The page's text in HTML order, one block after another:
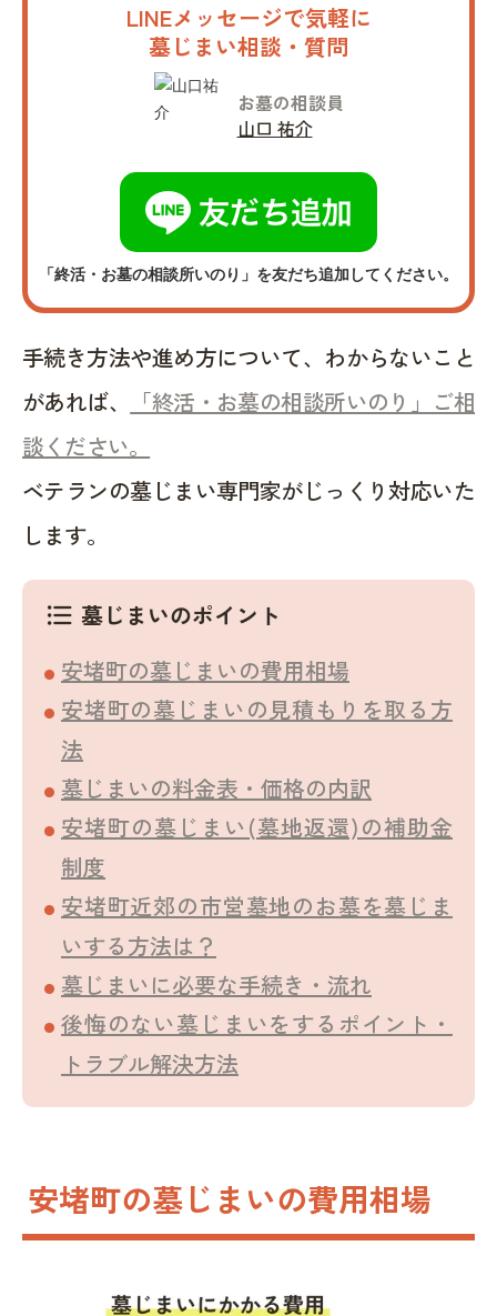
LINEメッセージで気軽に
墓じまい相談・質問
お墓の相談員
山口 祐介
「終活・お墓の相談所いのり」を友だち追加してください。
手続き方法や進め方について、わからないこと
があれば、
「終活・お墓の相談所いのり」ご相
談ください。
ベテランの墓じまい専門家がじっくり対応いた
します。
format_list_bulleted 墓じまいのポイント
安堵町の墓じまいの費用相場
安堵町の墓じまいの見積もりを取る方
法
墓じまいの料金表・価格の内訳
安堵町の墓じまい(墓地返還)の補助金
制度
安堵町近郊の市営墓地のお墓を墓じま
いする方法は？
墓じまいに必要な手続き・流れ
後悔のない墓じまいをするポイント・
トラブル解決方法
安堵町の墓じまいの費用相場